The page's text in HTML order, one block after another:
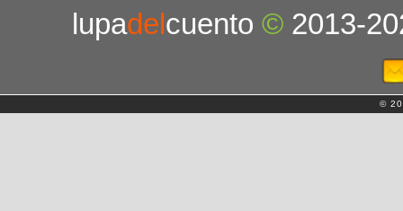
lupadelcuento© 2013-
©